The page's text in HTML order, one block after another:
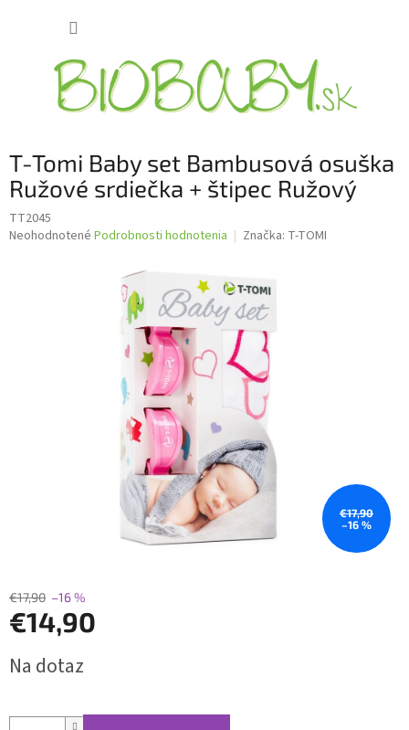
T-Tomi Baby set Bambusová osuška
Ružové srdiečka + štipec Ružový
TT2045
Priemerné
Neohodnotené Podrobnosti hodnotenia Značka: T-TOMI
€17,90
–16 %
€17,90 –16 %
€14,90
cena:
Na dotaz